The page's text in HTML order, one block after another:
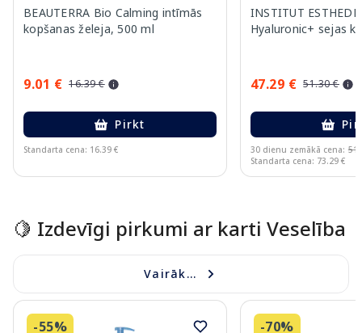
BEAUTERRA Bio Calming intīmās
kopšanas želeja, 500 ml
9.01 € 16.39 €
Pirkt
Standarta cena: 16.39 €
INSTITUT
Hyaluronic+ sejas
47.29 € 51.30 €
30 dienu zemākā cena:
Standarta cena: 73.29 €
🍋 Izdevīgi pirkumi ar karti Veselība
Vairāk...
-55% -70%